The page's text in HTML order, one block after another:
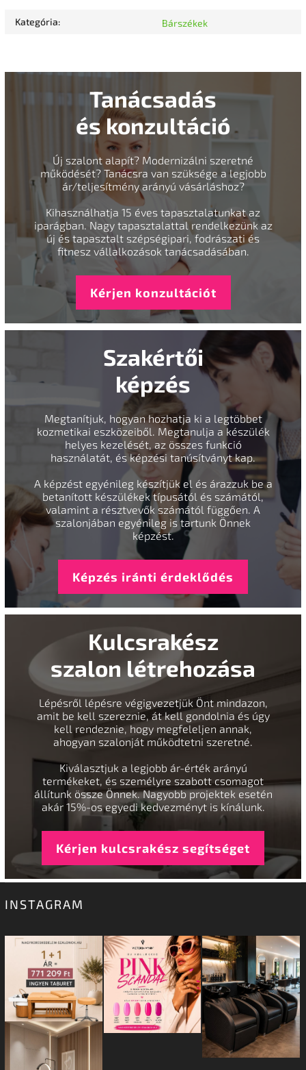
Kategória: Bárszékek
Tanácsadás
és konzultáció
Új szalont alapít? Modernizálni szeretné
működését? Tanácsra van szüksége a legjobb
ár/teljesítmény arányú vásárláshoz?
Kihasználhatja 15 éves tapasztalatunkat az
iparágban. Nagy tapasztalattal rendelkezünk az
új és tapasztalt szépségipari, fodrászati és
fitnesz vállalkozások tanácsadásában.
Kérjen konzultációt
Szakértői
képzés
Megtanítjuk, hogyan hozhatja ki a legtöbbet
kozmetikai eszközeiből. Megtanulja a készülék
helyes kezelését, az összes funkció
használatát, és képzési tanúsítványt kap.
A képzést egyénileg készítjük el és árazzuk be a
betanított készülékek típusától és számától,
valamint a résztvevők számától függően. A
szalonjában egyénileg is tartunk Önnek
képzést.
Képzés iránti érdeklődés
Kulcsrakész
szalon létrehozása
Lépésről lépésre végigvezetjük Önt mindazon,
amit be kell szereznie, át kell gondolnia és úgy
kell rendeznie, hogy megfeleljen annak,
ahogyan szalonját működtetni szeretné.
Kiválasztjuk a legjobb ár-érték arányú
termékeket, és személyre szabott csomagot
állítunk össze Önnek. Nagyobb projektek esetén
akár 15%-os egyedi kedvezményt is kínálunk.
Kérjen kulcsrakész segítséget
INSTAGRAM